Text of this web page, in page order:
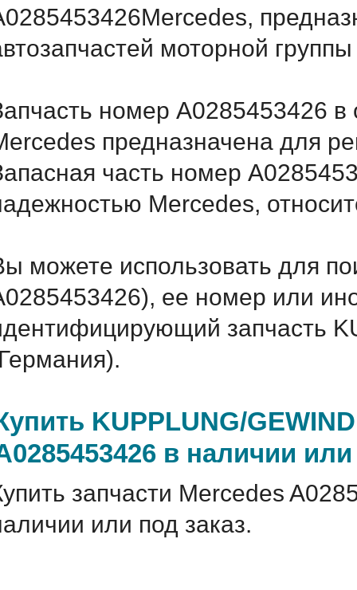
моторной
номер A0285453426 в
предназначена для
часть номер
Mercedes,
можете использовать для
ее номер или
запчасть
KUPPLUNG/
в наличии
запчасти Mercedes
или под заказ.